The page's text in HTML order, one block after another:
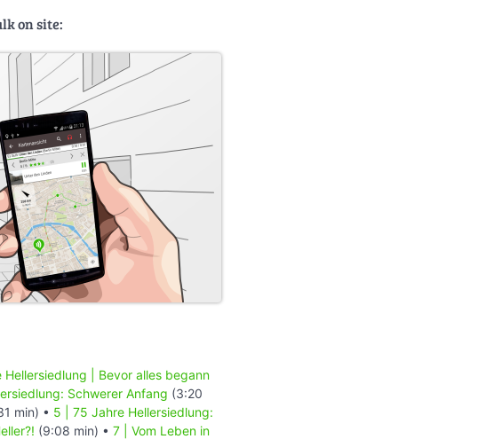
on site:
Hellersiedlung | Bevor alles begann
Schwerer Anfang (3:20
min) • 5 | 75 Jahre Hellersiedlung:
(9:08 min) • 7 | Vom Leben in